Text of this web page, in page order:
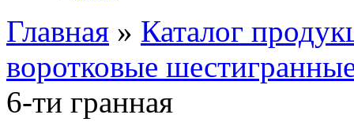
Главная » Каталог
воротковые
6-ти гранная